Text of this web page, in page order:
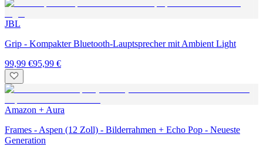
JBL
Grip - Kompakter Bluetooth-Lauptsprecher mit Ambient Light
99,99 €95,99 €
Amazon + Aura
Frames - Aspen (12 Zoll) - Bilderrahmen + Echo Pop - Neueste
Generation